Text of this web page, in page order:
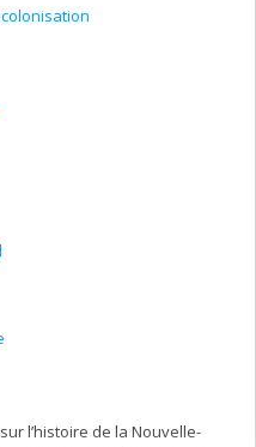
l’histoire de la Nouvelle-